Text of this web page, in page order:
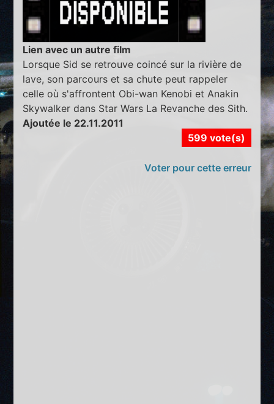
Lien avec un autre film
Lorsque Sid se retrouve coincé sur la rivière de
lave, son parcours et sa chute peut rappeler
celle où s'affrontent Obi-wan Kenobi et Anakin
Skywalker dans Star Wars La Revanche des Sith.
Ajoutée le 22.11.2011
599 vote(s)
Voter pour cette erreur